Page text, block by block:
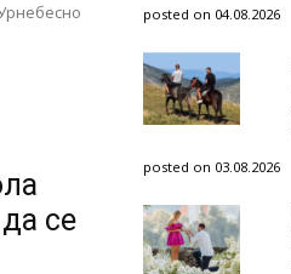
се
posted on 04.08.2026
posted on 03.08.2026